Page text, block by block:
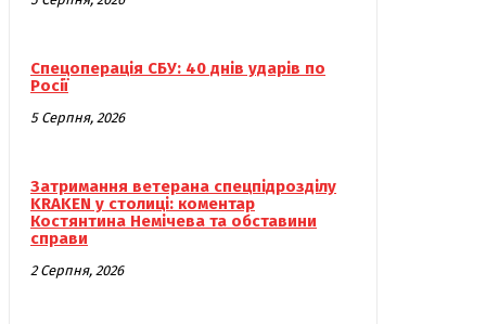
Спецоперація СБУ: 40 днів ударів по
Росії
5 Серпня, 2026
Затримання ветерана спецпідрозділу
KRAKEN у столиці: коментар
Костянтина Немічева та обставини
справи
2 Серпня, 2026